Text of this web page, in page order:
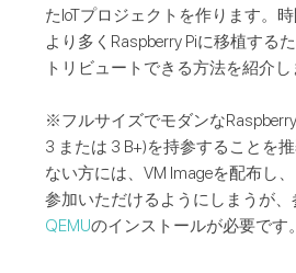
たIoTプロジェクトを作ります。
より多くRaspberry Piに移植する
トリビュートできる方法を紹介し
※フルサイズでモダンなRaspberry
3 または 3 B+)を持参することを
ない方には、VM Imageを配布し
参加いただけるようにしまうが、
QEMUのインストールが必要です。